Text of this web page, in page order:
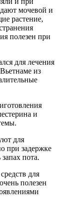
мочевой и
растение,
полезен при
для лечения
из
и
для
при задержке
пота.
для
полезен